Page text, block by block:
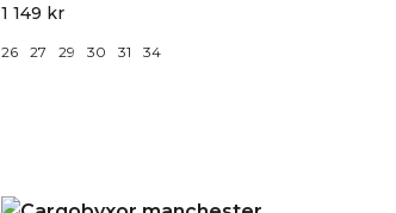
1 149 kr
26 27 29 30 31 34